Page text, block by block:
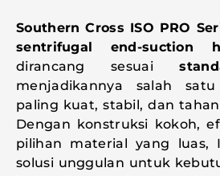
Southern Cross ISO PRO
sentrifugal
end-suction
dirancang sesuai
menjadikannya salah
paling kuat, stabil, dan
Dengan konstruksi kokoh,
pilihan material yang luas,
solusi unggulan untuk